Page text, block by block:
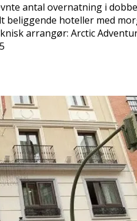
antal overnatning i
beliggende hoteller med
arrangør: Arctic